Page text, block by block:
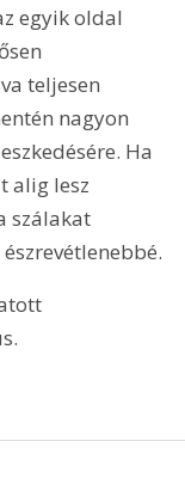
egyik oldal
teljesen
nagyon
Ha
alig lesz
szálakat